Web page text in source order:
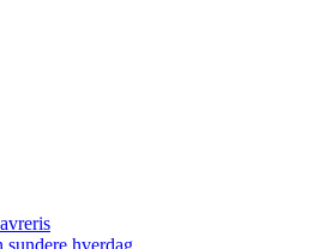
hverdag